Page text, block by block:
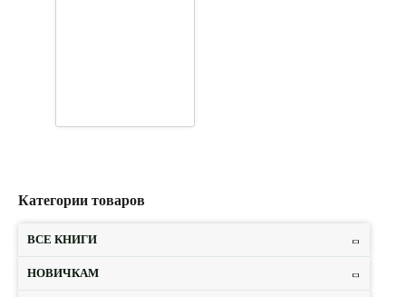
Категории товаров
ВСЕ КНИГИ
НОВИЧКАМ